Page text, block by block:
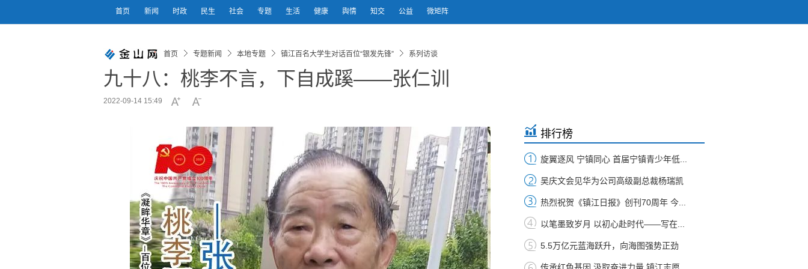
首页 新闻 时政 民生 社会 专题 生活 健康 舆情 知交 公益 微矩阵
首页 专题新闻 本地专题 镇江百名大学生对话百位“银发先锋” 系列访谈
九十八：桃李不言，下自成蹊——张仁训
2022-09-14 15:49
排行榜
旋翼逐风 宁镇同心 首届宁镇青少年低...
吴庆文会见华为公司高级副总裁杨瑞凯
热烈祝贺《镇江日报》创刊70周年 今...
以笔墨致岁月 以初心赴时代——写在...
5.5万亿元蓝海跃升，向海图强势正劲